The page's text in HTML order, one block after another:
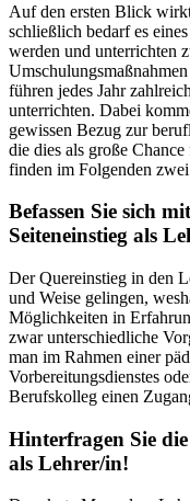
Auf den ersten Blick
schließlich bedarf es
werden und unterrichten
führen jedes Jahr
unterrichten. Dabei
gewissen Bezug zur
die dies als große
finden im Folgenden
Befassen Sie sich
Seiteneinstieg als
Der Quereinstieg in den
und Weise gelingen,
Möglichkeiten in
zwar unterschiedliche
man im Rahmen einer
Vorbereitungsdienstes
Berufskolleg einen
Hinterfragen Sie
als Lehrer/in!